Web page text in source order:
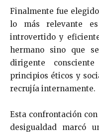
Finalmente fue
lo más relevante
introvertido y
hermano sino que
dirigente
principios éticos y
recrujía internamente.
Esta confrontación
desigualdad marcó